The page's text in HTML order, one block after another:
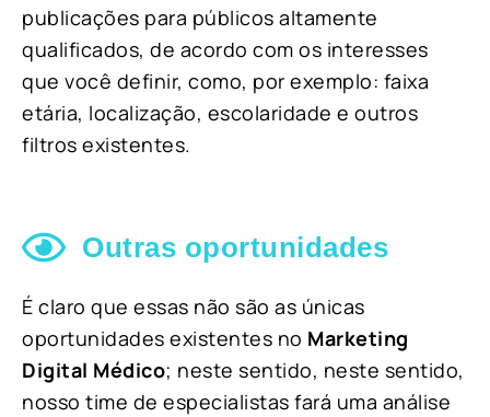
publicações para públicos altamente
qualificados, de acordo com os interesses
que você definir, como, por exemplo: faixa
etária, localização, escolaridade e outros
filtros existentes.
Outras oportunidades
É claro que essas não são as únicas
oportunidades existentes no Marketing
Digital Médico; neste sentido, neste sentido,
nosso time de especialistas fará uma análise